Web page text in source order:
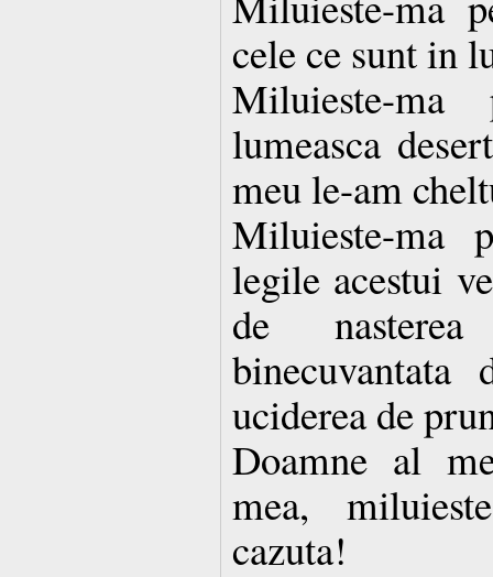
cele ce sunt in
Miluieste-
lumeasca
meu le-am
Miluieste-ma
legile acestui
de
uciderea de
Doamne al
mea,
cazuta!